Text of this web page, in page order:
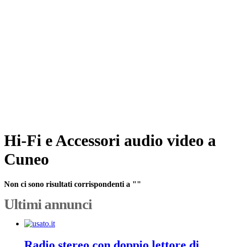
Hi-Fi e Accessori audio video a
Cuneo
Non ci sono risultati corrispondenti a ""
Ultimi annunci